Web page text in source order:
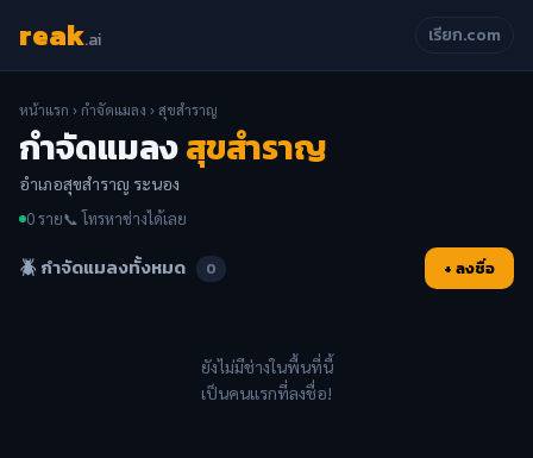
reak.ai เรียก.com
หน้าแรก ›กำจัดแมลง › สุขสำราญ
กำจัดแมลงสุขสำราญ
อำเภอสุขสำราญ ระนอง
0 ราย📞 โทรหาช่างได้เลย
🪲 กำจัดแมลงทั้งหมด 0 + ลงชื่อ
ยังไม่มีช่างในพื้นที่นี้
เป็นคนแรกที่ลงชื่อ!